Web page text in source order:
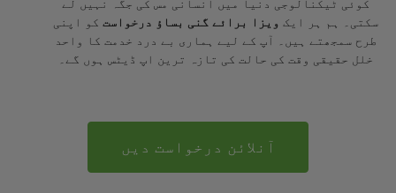
کوئی ٹیکنالوجی دنیا میں انسانی مس کی جگہ نہیں لے
سکتی۔ ہم ہر ایک ویزا برائے گنی بساؤ درخواست کو اپنی
طرح سمجھتے ہیں۔ آپ کے لیے ہماری بے درد خدمت کا واحد
خلل حقیقی وقت کی حالت کی تازہ ترین اپ ڈیٹس ہوں گے۔
آنلائن درخواست دیں